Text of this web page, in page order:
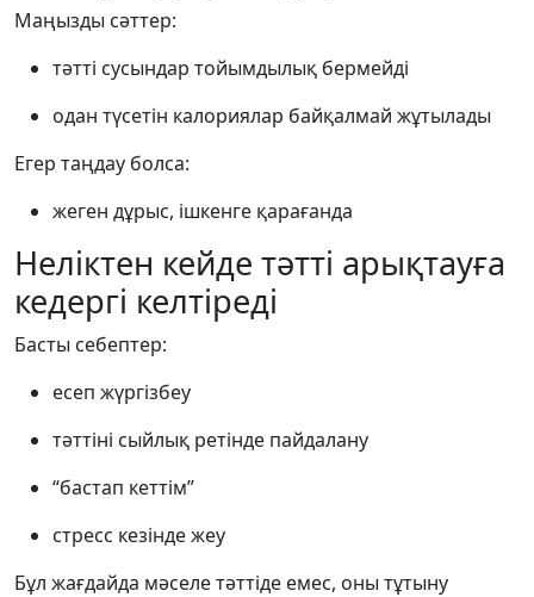
Маңызды сәттер:
тәтті сусындар тойымдылық бермейді
одан түсетін калориялар байқалмай жұтылады
Егер таңдау болса:
жеген дұрыс, ішкенге қарағанда
Неліктен кейде тәтті арықтауға
кедергі келтіреді
Басты себептер:
есеп жүргізбеу
тәттіні сыйлық ретінде пайдалану
“бастап кеттім”
стресс кезінде жеу
Бұл жағдайда мәселе тәттіде емес, оны тұтыну